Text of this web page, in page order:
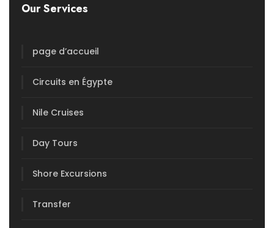
Our Services
page d’accueil
Circuits en Égypte
Nile Cruises
Day Tours
Shore Excursions
Transfer